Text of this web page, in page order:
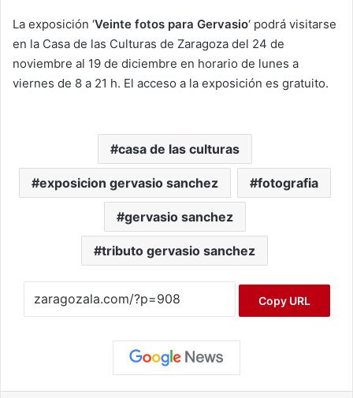
La exposición ‘Veinte fotos para Gervasio‘ podrá visitarse
en la Casa de las Culturas de Zaragoza del 24 de
noviembre al 19 de diciembre en horario de lunes a
viernes de 8 a 21 h. El acceso a la exposición es gratuito.
casa de las culturas
exposicion gervasio sanchez fotografia
gervasio sanchez
tributo gervasio sanchez
Copy URL